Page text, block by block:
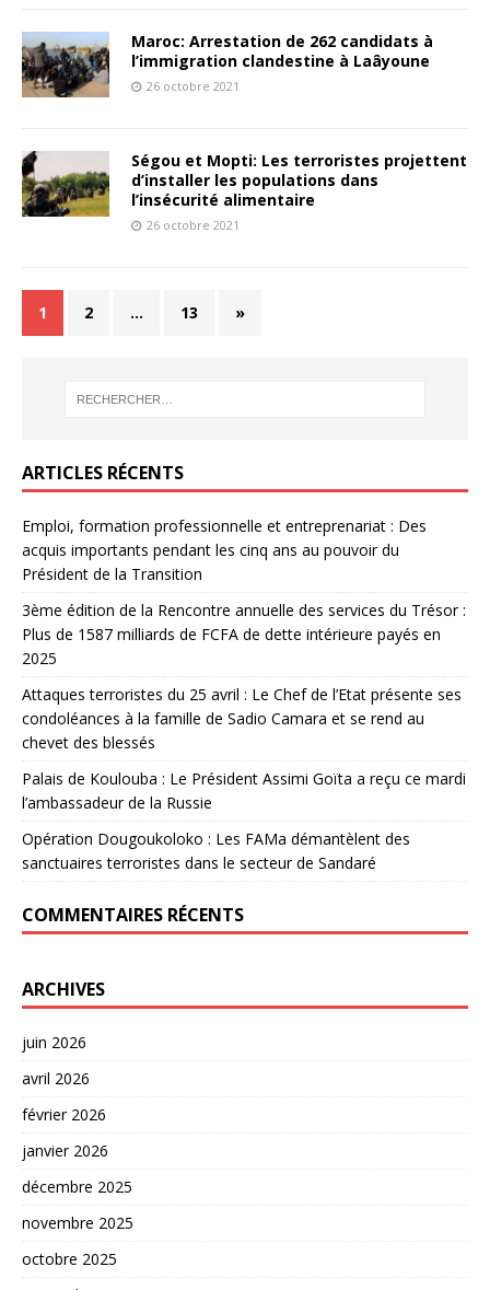
Maroc: Arrestation de 262 candidats à
l’immigration clandestine à Laâyoune
26 octobre 2021
Ségou et Mopti: Les terroristes projettent
d’installer les populations dans
l’insécurité alimentaire
26 octobre 2021
1 2 … 13 »
ARTICLES RÉCENTS
Emploi, formation professionnelle et entreprenariat : Des
acquis importants pendant les cinq ans au pouvoir du
Président de la Transition
3ème édition de la Rencontre annuelle des services du Trésor :
Plus de 1587 milliards de FCFA de dette intérieure payés en
2025
Attaques terroristes du 25 avril : Le Chef de l’Etat présente ses
condoléances à la famille de Sadio Camara et se rend au
chevet des blessés
Palais de Koulouba : Le Président Assimi Goïta a reçu ce mardi
l’ambassadeur de la Russie
Opération Dougoukoloko : Les FAMa démantèlent des
sanctuaires terroristes dans le secteur de Sandaré
COMMENTAIRES RÉCENTS
ARCHIVES
juin 2026
avril 2026
février 2026
janvier 2026
décembre 2025
novembre 2025
octobre 2025